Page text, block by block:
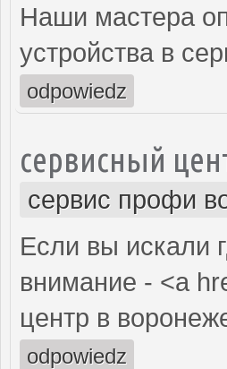
Наши мастера
устройства в
odpowiedz
сервисный
сервис профи
Если вы искали
внимание - <a
центр в
odpowiedz